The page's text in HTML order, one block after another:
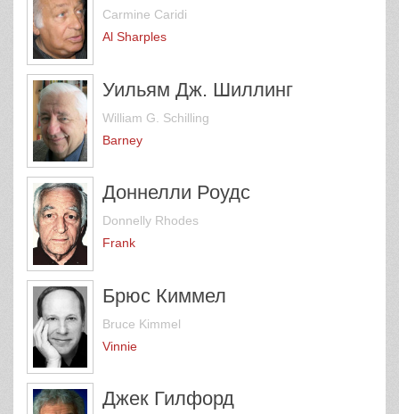
Carmine Caridi
Al Sharples
Уильям Дж. Шиллинг
William G. Schilling
Barney
Доннелли Роудс
Donnelly Rhodes
Frank
Брюс Киммел
Bruce Kimmel
Vinnie
Джек Гилфорд